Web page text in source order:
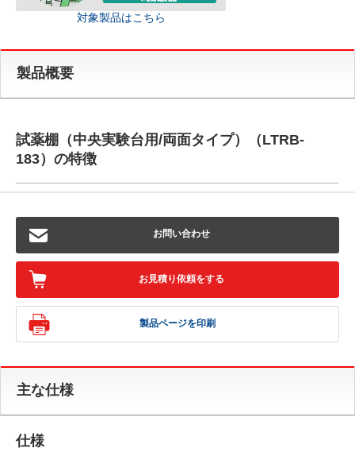
対象製品はこちら
製品概要
試薬棚（中央実験台用/両面タイプ）（LTRB-
183）の特徴
お問い合わせ
お見積り依頼をする
製品ページを印刷
主な仕様
仕様